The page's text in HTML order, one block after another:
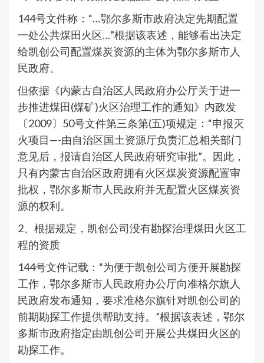
144号文件称：“…鄂尔多斯市政府决定先期配置
一处公共煤田火区…”根据该表述，能够看出决定
给凯创公司配置煤炭资源的主体为鄂尔多斯市人
民政府。
但依据《内蒙古自治区人民政府办公厅关于进一
步推进煤田(煤矿)火区治理工作的通知》内政发
〔2009〕50号文件第三条第(五)项规定：“申报灭
火项目—-由自治区国土资源厅负责汇总相关部门
意见后，报请自治区人民政府研究审批”。因此，
只有内蒙古自治区政府拥有火区煤炭资源配置审
批权，鄂尔多斯市人民政府并无配置火区煤炭资
源的权利。
2、根据规定，凯创公司没有勘探治理煤田火区工
程的资质
144号文件记载：“为便于凯创公司方便开展勘探
工作，鄂尔多斯市人民政府办公厅向准格尔旗人
民政府发布通知，要求准格尔旗针对凯创公司的
前期勘探工作提供帮助支持。”根据该表述，鄂尔
多斯市政府指定由凯创公司开展公共煤田火区的
勘探工作。